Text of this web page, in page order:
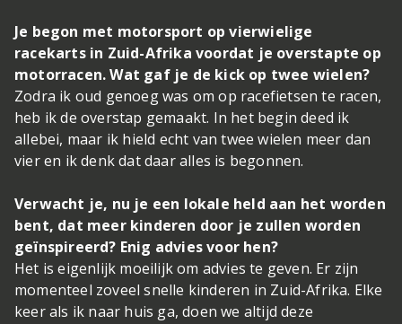
Je begon met motorsport op vierwielige
racekarts in Zuid-Afrika voordat je overstapte op
motorracen. Wat gaf je de kick op twee wielen?
Zodra ik oud genoeg was om op racefietsen te racen,
heb ik de overstap gemaakt. In het begin deed ik
allebei, maar ik hield echt van twee wielen meer dan
vier en ik denk dat daar alles is begonnen.
Verwacht je, nu je een lokale held aan het worden
bent, dat meer kinderen door je zullen worden
geïnspireerd? Enig advies voor hen?
Het is eigenlijk moeilijk om advies te geven. Er zijn
momenteel zoveel snelle kinderen in Zuid-Afrika. Elke
keer als ik naar huis ga, doen we altijd deze